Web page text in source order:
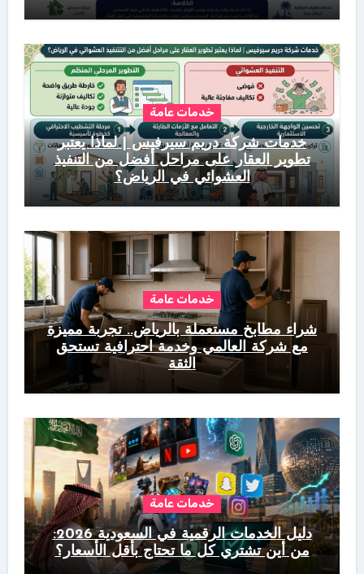
خدمات عامة
خدمات شركة دريم سيرفيس | لماذا يعتبر
تطوير العقار على مراحل أفضل من التنفيذ
العشوائي في الرياض؟
خدمات عامة
شراء مطابخ مستعملة بالرياض.. تجربة مميزة
مع شركة العالمي وخدمة احترافية تستحق
الثقة
خدمات عامة
دليل الخدمات الرقمية في السعودية 2026:
من أين تشتري كل ما تحتاج بأقل الأسعار؟